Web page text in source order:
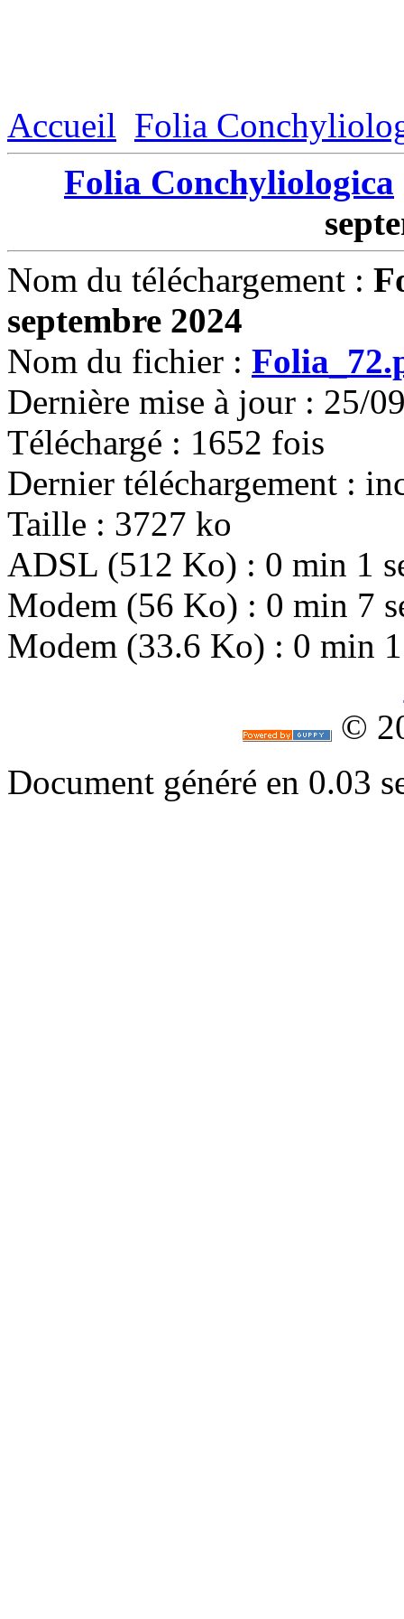
Accueil Folia
Folia Conchyliologica
Nom du téléchargement :
septembre 2024
Nom du fichier :
Dernière mise à jour : 25/
Téléchargé : 1652 fois
Dernier téléchargement :
Taille : 3727 ko
ADSL (512 Ko) : 0 min 1
Modem (56 Ko) : 0 min 7
Modem (33.6 Ko) : 0 min
©
Document généré en 0.03